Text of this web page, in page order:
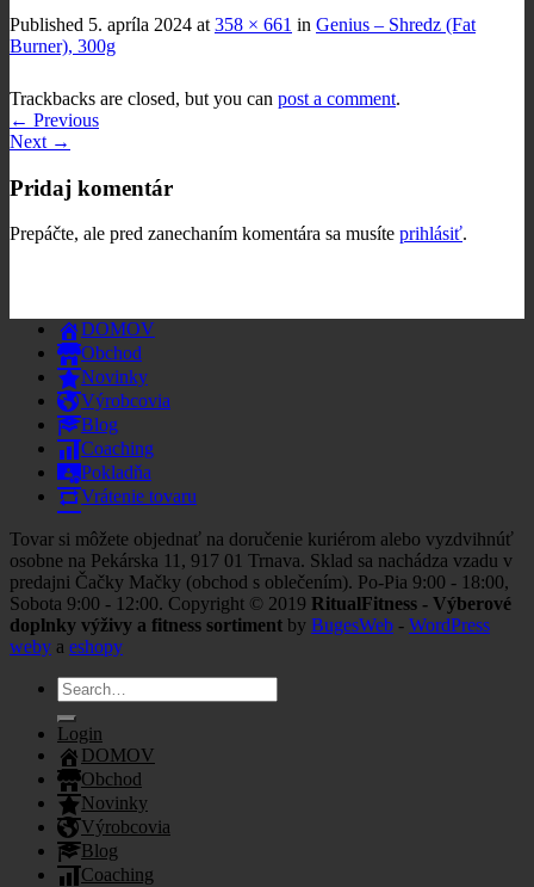
Published 5. apríla 2024 at 358 × 661 in Genius – Shredz (Fat
Burner), 300g
Trackbacks are closed, but you can post a comment.
← Previous
Next →
Pridaj komentár
Prepáčte, ale pred zanechaním komentára sa musíte prihlásiť.
DOMOV
Obchod
Novinky
Výrobcovia
Blog
Coaching
Pokladňa
Vrátenie tovaru
Tovar si môžete objednať na doručenie kuriérom alebo vyzdvihnúť
osobne na Pekárska 11, 917 01 Trnava. Sklad sa nachádza vzadu v
predajni Čačky Mačky (obchod s oblečením). Po-Pia 9:00 - 18:00,
Sobota 9:00 - 12:00. Copyright © 2019 RitualFitness - Výberové
doplnky výživy a fitness sortiment by BugesWeb - WordPress
weby a eshopy
Search
for:
Login
DOMOV
Obchod
Novinky
Výrobcovia
Blog
Coaching